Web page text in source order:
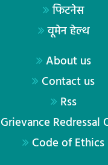
फिटनेस
वूमेन हेल्थ
About us
Contact us
Rss
Grievance Redressal
Code of Ethics